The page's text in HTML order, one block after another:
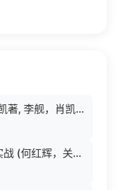
数据科学中的R语言 (李舰，肖凯著, 李舰，肖凯著；吴喜之审校, Pdg2Pic).pdf
Android源码设计模式解析与实战 (何红辉，关爱民著, 何红辉, 关爱民著, 何红辉, 关爱民).pdf